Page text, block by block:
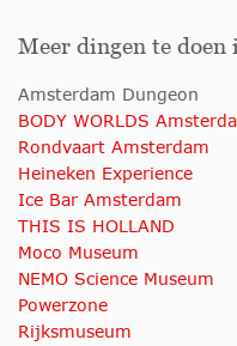
Meer dingen te doen
Amsterdam Dungeon
BODY WORLDS
Rondvaart Amsterdam
Heineken Experience
Ice Bar Amsterdam
THIS IS HOLLAND
Moco Museum
NEMO Science Museum
Powerzone
Rijksmuseum